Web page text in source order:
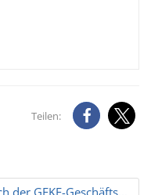
Teilen:
der GEKE-Geschäfts...